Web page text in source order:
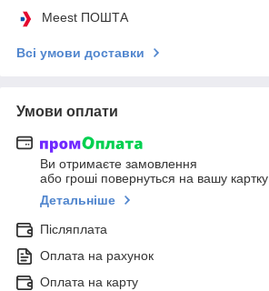
Meest ПОШТА
Всі умови доставки
Умови оплати
Ви отримаєте замовлення
або гроші повернуться на вашу картку
Детальніше
Післяплата
Оплата на рахунок
Оплата на карту